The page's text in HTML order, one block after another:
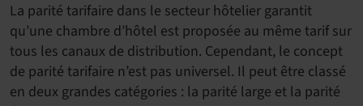
La parité tarifaire dans le secteur hôtelier garantit
qu’une chambre d’hôtel est proposée au même tarif sur
tous les canaux de distribution. Cependant, le concept
de parité tarifaire n’est pas universel. Il peut être classé
en deux grandes catégories : la parité large et la parité